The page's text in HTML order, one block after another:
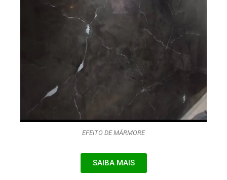
EFEITO DE MÁRMORE
SAIBA MAIS